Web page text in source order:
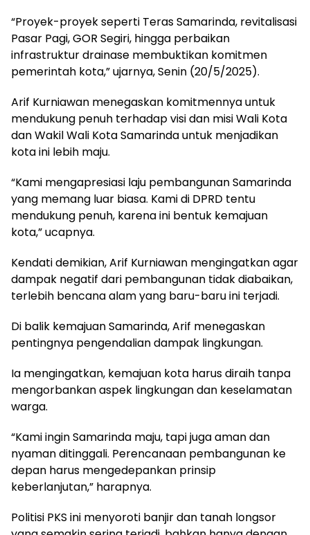
“Proyek-proyek seperti Teras Samarinda, revitalisasi
Pasar Pagi, GOR Segiri, hingga perbaikan
infrastruktur drainase membuktikan komitmen
pemerintah kota,” ujarnya, Senin (20/5/2025).
Arif Kurniawan menegaskan komitmennya untuk
mendukung penuh terhadap visi dan misi Wali Kota
dan Wakil Wali Kota Samarinda untuk menjadikan
kota ini lebih maju.
“Kami mengapresiasi laju pembangunan Samarinda
yang memang luar biasa. Kami di DPRD tentu
mendukung penuh, karena ini bentuk kemajuan
kota,” ucapnya.
Kendati demikian, Arif Kurniawan mengingatkan agar
dampak negatif dari pembangunan tidak diabaikan,
terlebih bencana alam yang baru-baru ini terjadi.
Di balik kemajuan Samarinda, Arif menegaskan
pentingnya pengendalian dampak lingkungan.
Ia mengingatkan, kemajuan kota harus diraih tanpa
mengorbankan aspek lingkungan dan keselamatan
warga.
“Kami ingin Samarinda maju, tapi juga aman dan
nyaman ditinggali. Perencanaan pembangunan ke
depan harus mengedepankan prinsip
keberlanjutan,” harapnya.
Politisi PKS ini menyoroti banjir dan tanah longsor